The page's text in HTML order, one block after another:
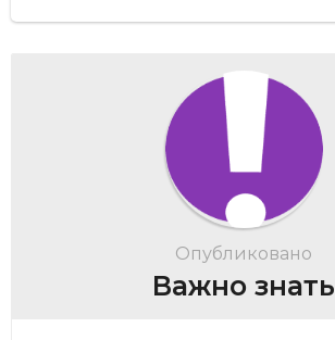
Опубликовано
Важно знать